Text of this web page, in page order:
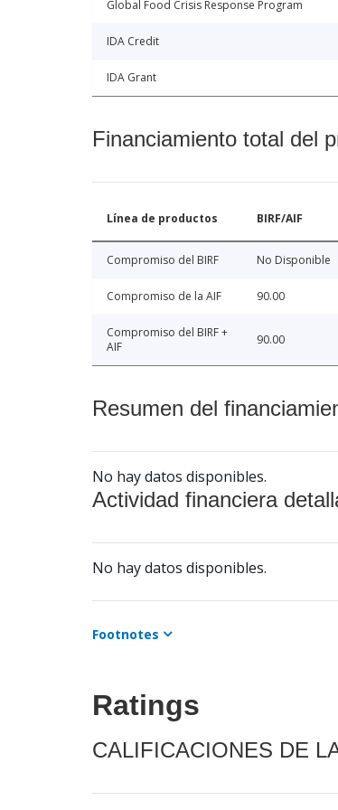
Global Food Crisis Response Program
IDA Credit
IDA Grant
Financiamiento total del
Línea de productos BIRF/AIF
Compromiso del BIRF No Disponible
Compromiso de la AIF 90.00
Compromiso del BIRF +
AIF
90.00
Resumen del
No hay datos disponibles.
Actividad financiera
No hay datos disponibles.
Footnotes
Ratings
CALIFICACIONES DE